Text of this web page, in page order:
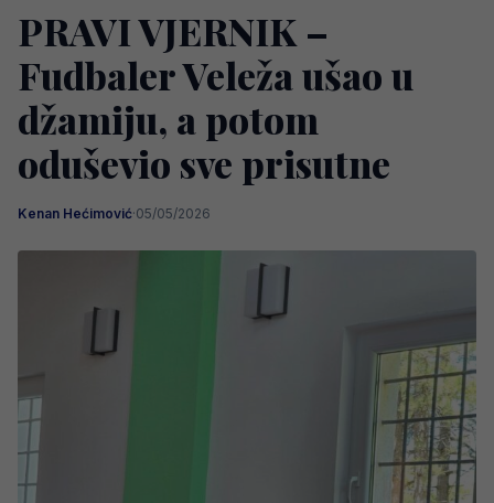
PRAVI VJERNIK –
Fudbaler Veleža ušao u
džamiju, a potom
oduševio sve prisutne
Kenan Hećimović·05/05/2026